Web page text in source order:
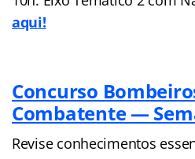
aqui!
Concurso
Combatente —
Revise conhecimentos